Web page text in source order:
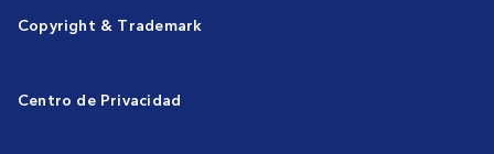
Copyright & Trademark
Centro de Privacidad